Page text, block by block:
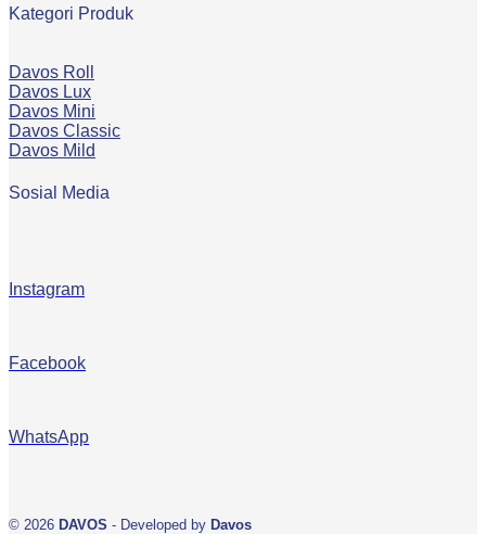
Kategori Produk
Davos Roll
Davos Lux
Davos Mini
Davos Classic
Davos Mild
Sosial Media
Instagram
Facebook
WhatsApp
© 2026 DAVOS - Developed by Davos